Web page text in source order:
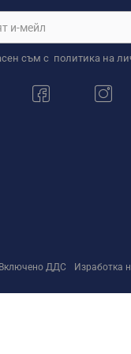
съм с политика на
Включено ДДС Изработка